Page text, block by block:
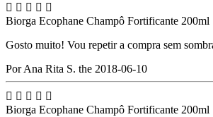
    
Biorga Ecophane Champô Fortificante 200ml
Gosto muito! Vou repetir a compra sem
Por Ana Rita S. the 2018-06-10
    
Biorga Ecophane Champô Fortificante 200ml